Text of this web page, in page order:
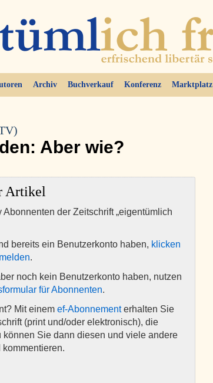
Archiv Buchverkauf Konferenz Marktplatz
Aber wie?
Artikel
der Zeitschrift „eigentümlich
bereits ein Benutzerkonto haben, klicken
.
noch kein Benutzerkonto haben, nutzen
für Abonnenten.
Mit einem ef-Abonnementerhalten Sie
(print und/oder elektronisch), die
Sie dann diesen und viele andere